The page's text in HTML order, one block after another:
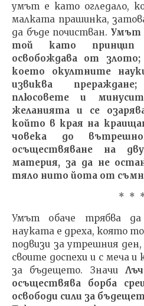
умът е като огледало,
малката прашинка,
да бъде почистван. Умът
той като принцип
освобождава от
което окултните
извиква
плюсовете и
желанията и се
който в края на
човека до
осъществяване на
материя, за да не
тяло нито йота от
* *
Умът обаче трябва
науката е дреха, която
подвизи за утрешния
своите доспехи и с меча
за бъдещето. Значи
осъществява борба
освободи сили за